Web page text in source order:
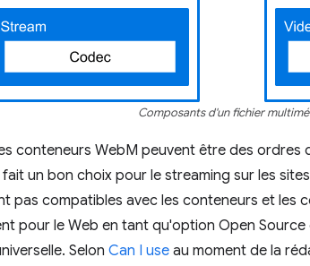
Composants d'un fichier
conteneurs WebM peuvent être des ordres
un bon choix pour le streaming sur les
pas compatibles avec les conteneurs et les
pour le Web en tant qu'option Open
Selon Can I use au moment de la